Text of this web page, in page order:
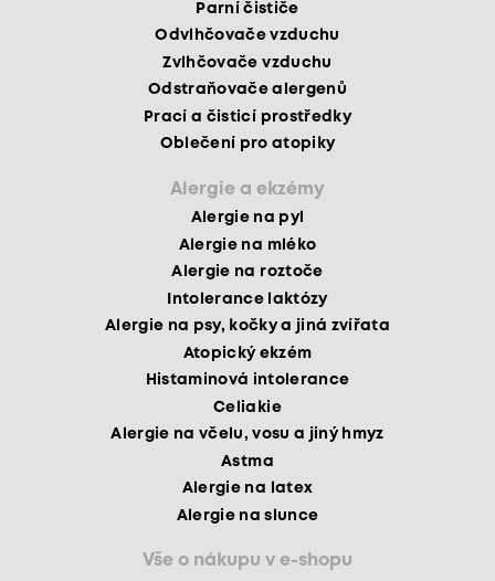
Parní čističe
Odvlhčovače vzduchu
Zvlhčovače vzduchu
Odstraňovače alergenů
Prací a čisticí prostředky
Oblečení pro atopiky
Alergie a ekzémy
Alergie na pyl
Alergie na mléko
Alergie na roztoče
Intolerance laktózy
Alergie na psy, kočky a jiná zvířata
Atopický ekzém
Histaminová intolerance
Celiakie
Alergie na včelu, vosu a jiný hmyz
Astma
Alergie na latex
Alergie na slunce
Vše o nákupu v e-shopu